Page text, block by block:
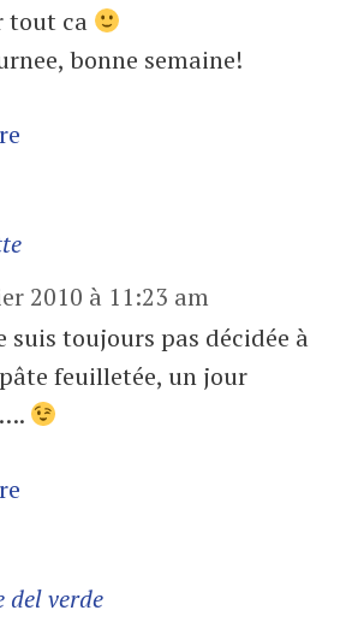
tout ca
bonne semaine!
2010 à 11:23 am
suis toujours pas décidée à
feuilletée, un jour
del verde